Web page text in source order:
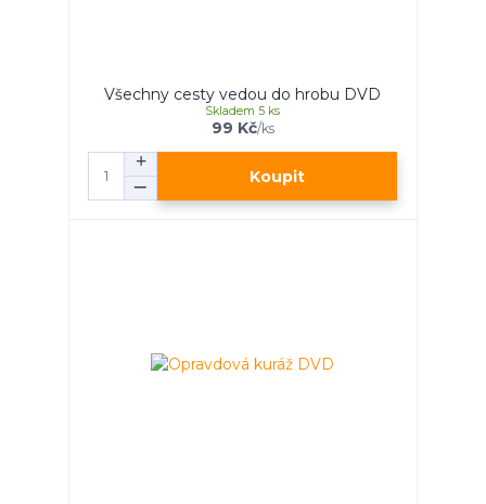
Všechny cesty vedou do hrobu DVD
99 Kč/ks
Skladem 5 ks
Koupit